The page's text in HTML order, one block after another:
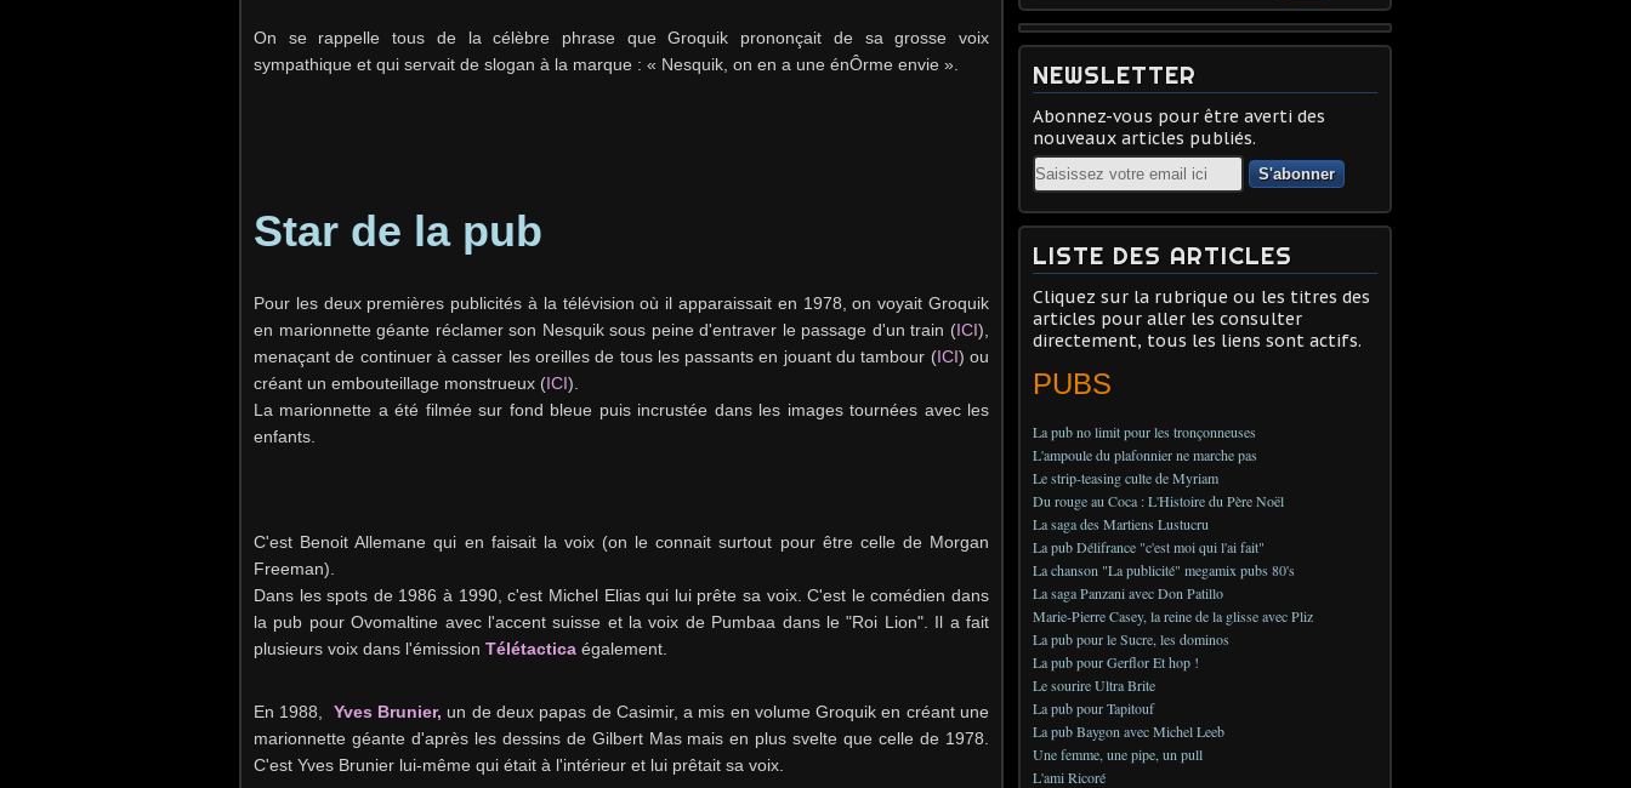
On se rappelle tous de la célèbre phrase que Groquik prononçait de sa grosse voix
sympathique et qui servait de slogan à la marque : « Nesquik, on en a une énÔrme envie ».
Star de la pub
Pour les deux premières publicités à la télévision où il apparaissait en 1978, on voyait Groquik
en marionnette géante réclamer son Nesquik sous peine d'entraver le passage d'un train (ICI),
menaçant de continuer à casser les oreilles de tous les passants en jouant du tambour (ICI) ou
créant un embouteillage monstrueux (ICI).
La marionnette a été filmée sur fond bleue puis incrustée dans les images tournées avec les
enfants.
C'est Benoit Allemane qui en faisait la voix (on le connait surtout pour être celle de Morgan
Freeman).
Dans les spots de 1986 à 1990, c'est Michel Elias qui lui prête sa voix. C'est le comédien dans
la pub pour Ovomaltine avec l'accent suisse et la voix de Pumbaa dans le "Roi Lion". Il a fait
plusieurs voix dans l'émission Télétactica également.
En 1988, Yves Brunier, un de deux papas de Casimir, a mis en volume Groquik en créant une
marionnette géante d'après les dessins de Gilbert Mas mais en plus svelte que celle de 1978.
C'est Yves Brunier lui-même qui était à l'intérieur et lui prêtait sa voix.
NEWSLETTER
Abonnez-vous pour être averti des
nouveaux articles publiés.
Email
LISTE DES ARTICLES
Cliquez sur la rubrique ou les titres des
articles pour aller les consulter
directement, tous les liens sont actifs.
PUBS
La pub no limit pour les tronçonneuses
L'ampoule du plafonnier ne marche pas
Le strip-teasing culte de Myriam
Du rouge au Coca : L'Histoire du Père Noël
La saga des Martiens Lustucru
La pub Délifrance "c'est moi qui l'ai fait"
La chanson "La publicité" megamix pubs 80's
La saga Panzani avec Don Patillo
Marie-Pierre Casey, la reine de la glisse avec Pliz
La pub pour le Sucre, les dominos
La pub pour Gerflor Et hop !
Le sourire Ultra Brite
La pub pour Tapitouf
La pub Baygon avec Michel Leeb
Une femme, une pipe, un pull
L'ami Ricoré